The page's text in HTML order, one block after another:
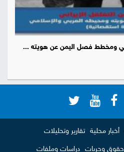
أخبار محلية تقارير وتحليلات
حقوق وحريات دراسات وملفات